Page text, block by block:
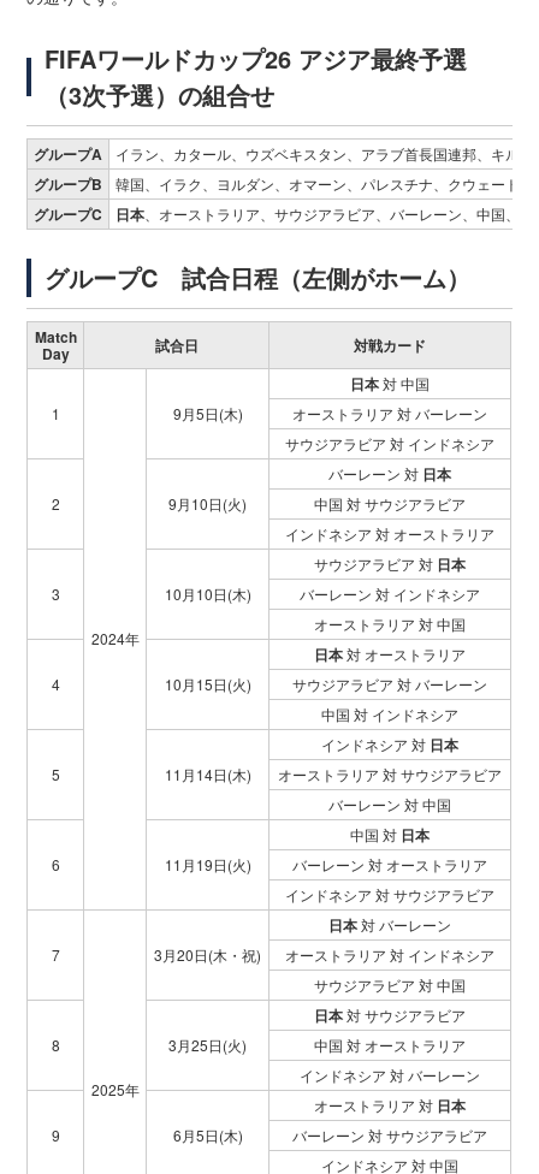
FIFAワールドカップ26 アジア最終予選
（3次予選）の組合せ
グループA イラン、カタール、ウズベキスタン、アラブ首長国連邦、キル
グループB 韓国、イラク、ヨルダン、オマーン、パレスチナ、クウェート
グループC 日本 、オーストラリア、サウジアラビア、バーレーン、中国、
グループC 試合日程（左側がホーム）
Match
Day 試合日 対戦カード
1
2024年
9月5日(木)
日本対 中国
オーストラリア 対 バーレーン
サウジアラビア 対 インドネシア
2 9月10日(火)
バーレーン 対 日本
中国 対 サウジアラビア
インドネシア 対 オーストラリア
3 10月10日(木)
サウジアラビア 対 日本
バーレーン 対 インドネシア
オーストラリア 対 中国
4 10月15日(火)
日本対 オーストラリア
サウジアラビア 対 バーレーン
中国 対 インドネシア
5 11月14日(木)
インドネシア 対 日本
オーストラリア 対 サウジアラビア
バーレーン 対 中国
6 11月19日(火)
中国 対 日本
バーレーン 対 オーストラリア
インドネシア 対 サウジアラビア
7
2025年
3月20日(木・祝)
日本対 バーレーン
オーストラリア 対 インドネシア
サウジアラビア 対 中国
8 3月25日(火)
日本対 サウジアラビア
中国 対 オーストラリア
インドネシア 対 バーレーン
9 6月5日(木)
オーストラリア 対 日本
バーレーン 対 サウジアラビア
インドネシア 対 中国